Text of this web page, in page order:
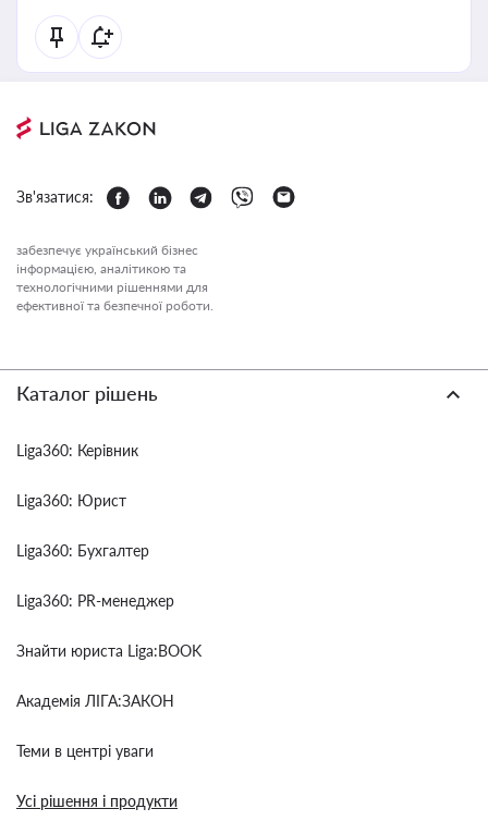
Зв'язатися:
забезпечує український бізнес
інформацією, аналітикою та
технологічними рішеннями для
ефективної та безпечної роботи.
Каталог рішень
Liga360: Керівник
Liga360: Юрист
Liga360: Бухгалтер
Liga360: PR-менеджер
Знайти юриста Liga:BOOK
Академія ЛІГА:ЗАКОН
Теми в центрі уваги
Усі рішення і продукти